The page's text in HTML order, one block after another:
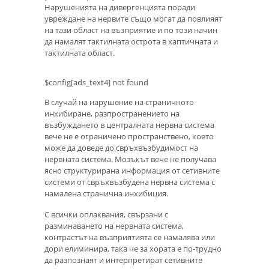
Нарушенията на дивергенцията поради
увреждане на нервите също могат да повлияят
на тази област на възприятие и по този начин
да намалят тактилната острота в хаптичната и
тактилната област.
$config[ads_text4] not found
В случай на нарушение на страничното
инхибиране, разпространението на
възбуждането в централната нервна система
вече не е ограничено пространствено, което
може да доведе до свръхвъзбудимост на
нервната система. Мозъкът вече не получава
ясно структурирана информация от сетивните
системи от свръхвъзбудена нервна система с
намалена странична инхибиция.
С всички оплаквания, свързани с
разминаването на нервната система,
контрастът на възприятията се намалява или
дори елиминира, така че за хората е по-трудно
да разпознаят и интерпретират сетивните